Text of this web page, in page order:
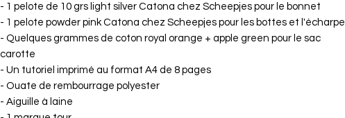
- 1 pelote de 10 grs light silver Catona chez Scheepjes pour le bonnet
- 1 pelote powder pink Catona chez Scheepjes pour les bottes et l'écharpe
- Quelques grammes de coton royal orange + apple green pour le sac
carotte
- Un tutoriel imprimé au format A4 de 8 pages
- Ouate de rembourrage polyester
- Aiguille à laine